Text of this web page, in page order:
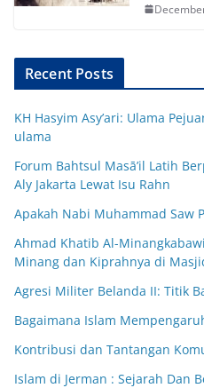
Recent Posts
KH Hasyim Asy’ari: Ulama
ulama
Forum Bahtsul Masā’il Latih
Aly Jakarta Lewat Isu Rahn
Apakah Nabi Muhammad Saw
Ahmad Khatib Al-
Minang dan Kiprahnya di
Agresi Militer Belanda II: Titik
Bagaimana Islam
Kontribusi dan Tantangan
Islam di Jerman : Sejarah Dan